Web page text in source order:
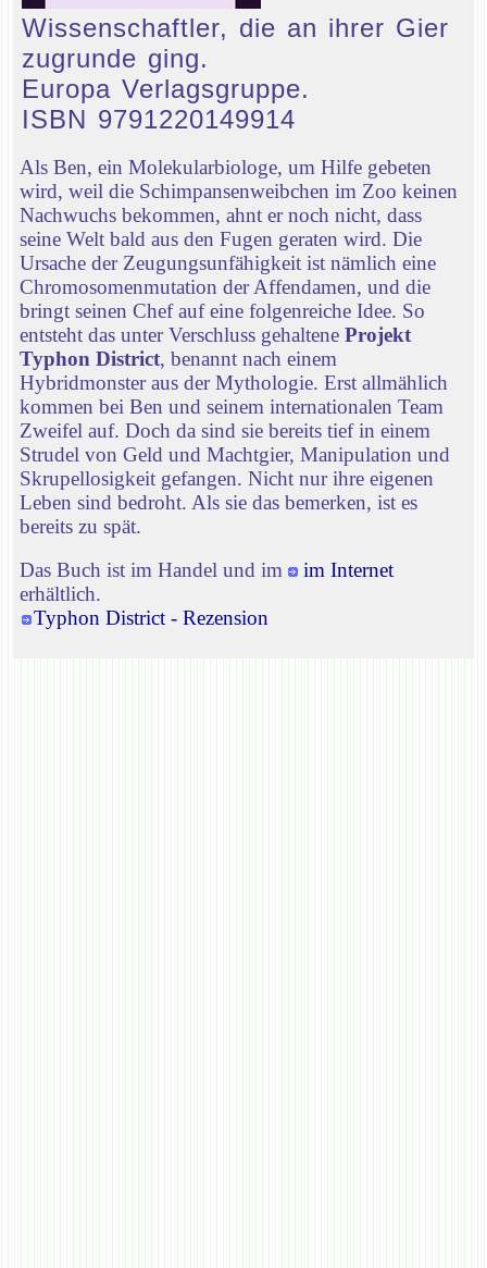
Wissenschaftler, die an ihrer Gier
zugrunde ging.
Europa Verlagsgruppe.
ISBN 9791220149914
Als Ben, ein Molekularbiologe, um Hilfe gebeten
wird, weil die Schimpansenweibchen im Zoo keinen
Nachwuchs bekommen, ahnt er noch nicht, dass
seine Welt bald aus den Fugen geraten wird. Die
Ursache der Zeugungsunfähigkeit ist nämlich eine
Chromosomenmutation der Affendamen, und die
bringt seinen Chef auf eine folgenreiche Idee. So
entsteht das unter Verschluss gehaltene Projekt
Typhon District, benannt nach einem
Hybridmonster aus der Mythologie. Erst allmählich
kommen bei Ben und seinem internationalen Team
Zweifel auf. Doch da sind sie bereits tief in einem
Strudel von Geld und Machtgier, Manipulation und
Skrupellosigkeit gefangen. Nicht nur ihre eigenen
Leben sind bedroht. Als sie das bemerken, ist es
bereits zu spät.
Das Buch ist im Handel und im
im Internet
erhältlich.
Typhon District - Rezension